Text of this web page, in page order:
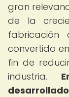
gran
de la
convertido
fin de
industria.